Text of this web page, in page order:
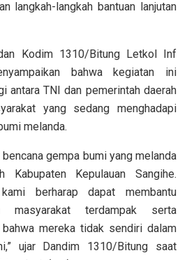
langkah-langkah bantuan lanjutan
Kodim 1310/Bitung Letkol Inf
bahwa kegiatan ini
antara TNI dan pemerintah daerah
yang sedang menghadapi
melanda.
gempa bumi yang melanda
Kabupaten Kepulauan Sangihe.
berharap dapat membantu
masyarakat terdampak serta
mereka tidak sendiri dalam
ujar Dandim 1310/Bitung saat